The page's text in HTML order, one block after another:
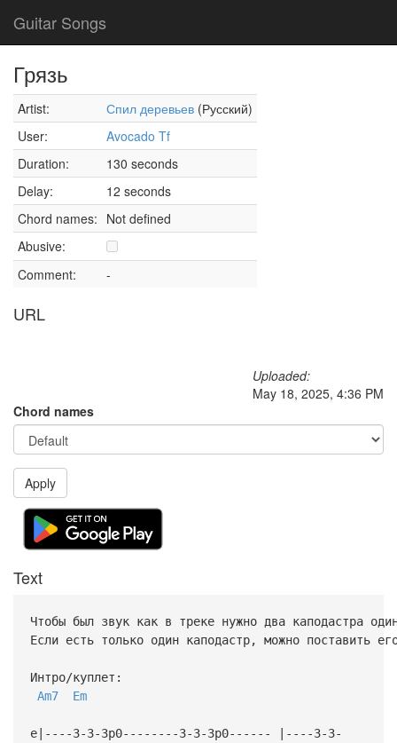
Guitar Songs
Грязь
Artist: Спил деревьев (Русский)
User:
Avocado Tf
Duration:
130 seconds
Delay:
12 seconds
Chord names: Not defined
Abusive:
Comment:
-
URL
Uploaded:
May 18, 2025, 4:36 PM
Chord names
Apply
Text
Чтобы был звук как в треке нужно два каподастра
Если есть только один каподастр, можно поставить
Интро/куплет:
Am7
Em
e|----3-3-3p0--------3-3-3p0------ |----3-3-